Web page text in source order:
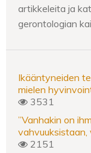
artikkeleita ja
gerontologian
Ikääntyneiden
mielen
3531
”Vanhakin on
2151